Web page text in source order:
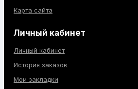
Карта сайта
Личный кабинет
Личный кабинет
История заказов
Мои закладки